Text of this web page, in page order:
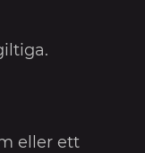
eller ett